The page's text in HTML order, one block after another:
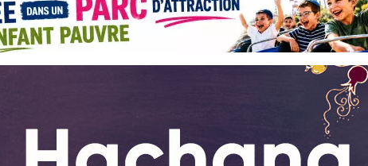
3 personnes viennent de nous rejoindre sur WhatsApp
2 personnes viennent de nous rejoindre sur WhatsApp
3 personnes viennent de nous rejoindre sur WhatsApp
8 personnes viennent de faire un don pour Tsédaka : pauvres d'Israel
Nouvelle émission radio : Visions de grandeur n°104 : Le Chabbath et le Birkat
61 personnes viennent de demander une bénédiction